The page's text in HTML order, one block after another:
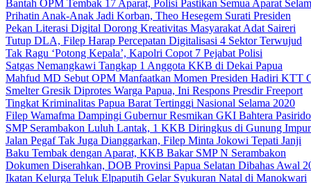
Bantah OPM Tembak 17 Aparat, Polisi Pastikan Semua Aparat
Prihatin Anak-Anak Jadi Korban, Theo Hesegem Surati Presiden
Pekan Literasi Digital Dorong Kreativitas Masyarakat Adat Saireri
Tutup DLA, Filep Harap Percepatan Digitalisasi 4 Sektor Terwujud
Tak Ragu ‘Potong Kepala’, Kapolri Copot 7 Pejabat Polisi
Satgas Nemangkawi Tangkap 1 Anggota KKB di Dekai Papua
Mahfud MD Sebut OPM Manfaatkan Momen Presiden Hadiri KTT
Smelter Gresik Diprotes Warga Papua, Ini Respons Presdir Freeport
Tingkat Kriminalitas Papua Barat Tertinggi Nasional Selama 2020
Filep Wamafma Dampingi Gubernur Resmikan GKI Bahtera Pasirido
SMP Serambakon Luluh Lantak, 1 KKB Diringkus di Gunung
Jalan Pegaf Tak Juga Dianggarkan, Filep Minta Jokowi Tepati Janji
Baku Tembak dengan Aparat, KKB Bakar SMP N Serambakon
Dokumen Diserahkan, DOB Provinsi Papua Selatan Dibahas Awal
Ikatan Kelurga Teluk Elpaputih Gelar Syukuran Natal di Manokwari